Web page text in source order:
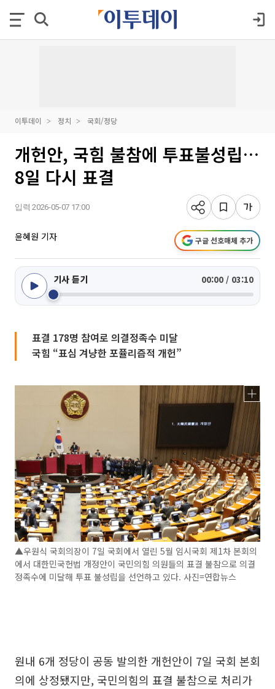
이투데이 정치 국회/정당
개헌안, 국힘 불참에 투표불성립…
8일 다시 표결
입력 2026-05-07 17:00
윤혜원 기자 구글 선호매체 추가
기사 듣기 00:00 / 03:10
표결 178명 참여로 의결정족수 미달
국힘 “표심 겨냥한 포퓰리즘적 개헌”
▲우원식 국회의장이 7일 국회에서 열린 5월 임시국회 제1차 본회의
에서 대한민국헌법 개정안이 국민의힘 의원들의 표결 불참으로 의결
정족수에 미달해 투표 불성립을 선언하고 있다. 사진=연합뉴스
원내 6개 정당이 공동 발의한 개헌안이 7일 국회 본회
의에 상정됐지만, 국민의힘의 표결 불참으로 처리가